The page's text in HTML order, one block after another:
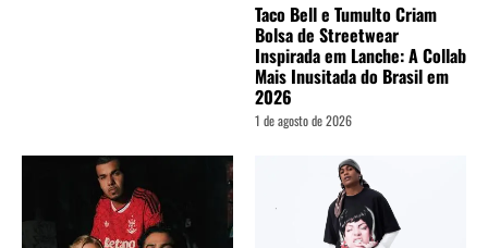
Taco Bell e Tumulto Criam
Bolsa de Streetwear
Inspirada em Lanche: A Collab
Mais Inusitada do Brasil em
2026
1 de agosto de 2026